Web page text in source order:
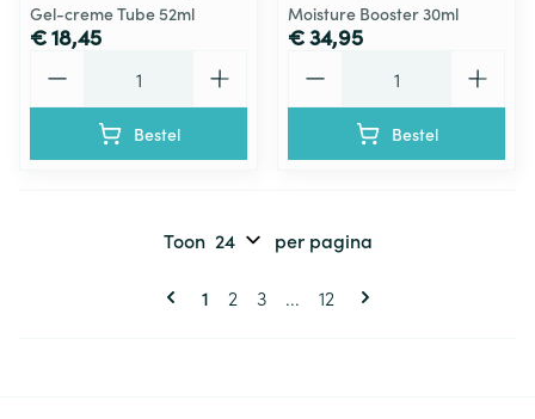
Gel-creme Tube 52ml
€ 18,45
Bestel
Moisture Booster 30ml
€ 34,95
Bestel
Pagina's
U lees momenteel pagina
1 Pagina
2 Pagina
3 ... Pagina
12
Toon per pagina